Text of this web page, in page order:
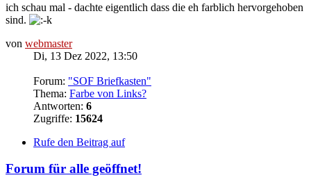
ich schau mal - dachte eigentlich dass die eh farblich hervorgehoben
sind.
von webmaster
Di, 13 Dez 2022, 13:50
Forum: "SOF Briefkasten"
Thema: Farbe von Links?
Antworten: 6
Zugriffe: 15624
Rufe den Beitrag auf
Forum für alle geöffnet!